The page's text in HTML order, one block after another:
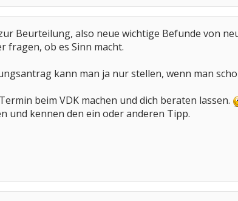
Beurteilung, also neue wichtige Befunde von
fragen, ob es Sinn macht.
kann man ja nur stellen, wenn man
beim VDK machen und dich beraten lassen.
und kennen den ein oder anderen Tipp.